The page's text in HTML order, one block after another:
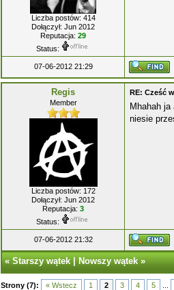
Liczba postów: 414
Dołączył: Jun 2012
Reputacja: 29
Status:
07-06-2012 21:29
Regis
Member
Liczba postów: 172
Dołączył: Jun 2012
Reputacja: 3
Status:
RE: Cześć
Mhahah
niesie
07-06-2012 21:32
«Starszy wątek|Nowszy wątek»
Strony (7): « Wstecz 1 2 3 4 5